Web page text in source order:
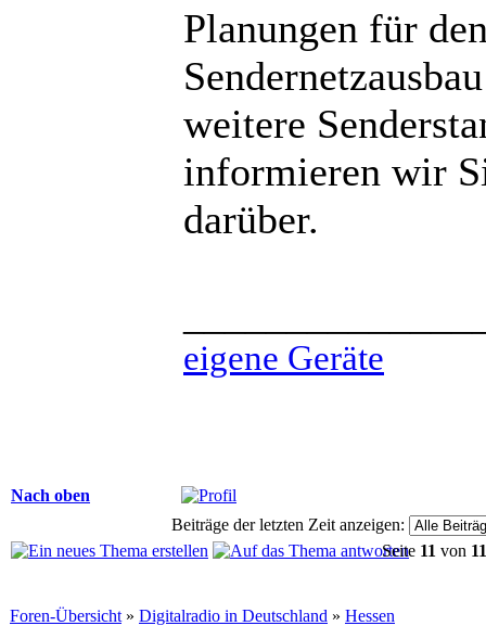
Planungen für
weitere
informieren wir
darüber.
eigene Geräte
Nach oben
Beiträge der letzten Zeit anzeigen:
Seite 11 von 11
Foren-Übersicht » Digitalradio in Deutschland » Hessen